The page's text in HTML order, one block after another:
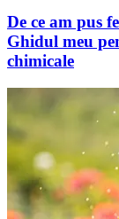
De ce am pus
Ghidul meu
chimicale